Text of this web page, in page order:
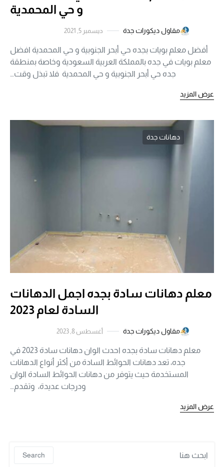
و حي المحمدية
مقاول ديكورات جدة ديسمبر 5, 2021
أفضل معلم بويات بجده حي أبحر الجنوبية و حي المحمدية افضل
معلم بويات في جده بالمملكة العربية السعودية وخاصة بمنطقة
جده حي أبحر الجنوبية و حي المحمدية فلا تبذل وقت…
عرض المزيد
دهانات جدة
معلم دهانات سادة بجده اجمل الدهانات
السادة لعام 2023
مقاول ديكورات جدة أغسطس 8, 2023
معلم دهانات سادة بجده احدث الوان دهانات سادة 2023 في
جده، تعد دهانات الحوائط السادة من أكثر أنواع الدهانات
المستخدمة حيث يتوفر من دهانات الحوائط السادة الوان
ودرجات عديدة، وتقدم…
عرض المزيد
Search